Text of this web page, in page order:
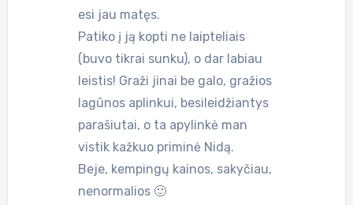
esi jau matęs.
Patiko į ją kopti ne laipteliais
(buvo tikrai sunku), o dar labiau
leistis! Graži jinai be galo, gražios
lagūnos aplinkui, besileidžiantys
parašiutai, o ta apylinkė man
vistik kažkuo priminė Nidą.
Beje, kempingų kainos, sakyčiau,
nenormalios 🙂